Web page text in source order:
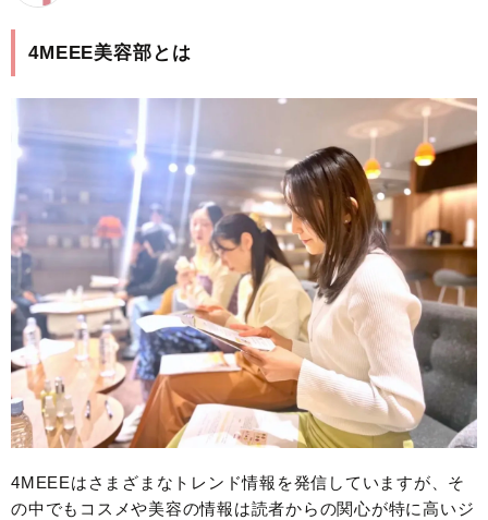
4MEEE美容部とは
4MEEEはさまざまなトレンド情報を発信していますが、そ
の中でもコスメや美容の情報は読者からの関心が特に高いジ